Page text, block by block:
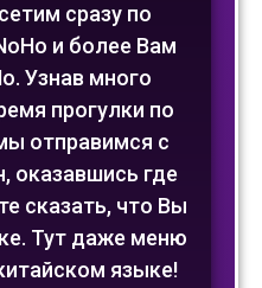
сразу по
и более Вам
Узнав много
прогулки по
отправимся с
оказавшись где
сказать, что Вы
Тут даже меню
языке!